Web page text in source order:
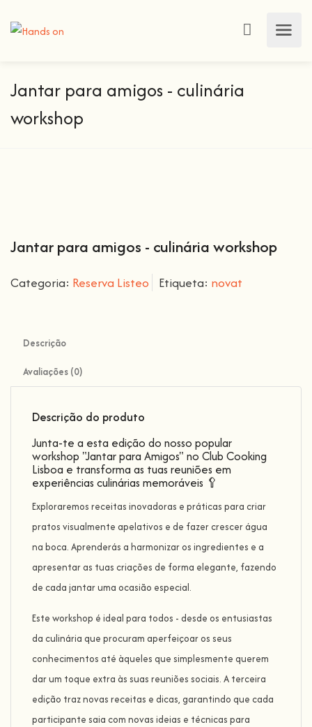
Jantar para amigos - culinária
workshop
Jantar para amigos - culinária workshop
Categoria: Reserva Listeo Etiqueta: novat
Descrição
Avaliações (0)
Descrição do produto
Junta-te a esta edição do nosso popular
workshop "Jantar para Amigos" no Club Cooking
Lisboa e transforma as tuas reuniões em
experiências culinárias memoráveis 🥄
Exploraremos receitas inovadoras e práticas para criar
pratos visualmente apelativos e de fazer crescer água
na boca. Aprenderás a harmonizar os ingredientes e a
apresentar as tuas criações de forma elegante, fazendo
de cada jantar uma ocasião especial.
Este workshop é ideal para todos - desde os entusiastas
da culinária que procuram aperfeiçoar os seus
conhecimentos até àqueles que simplesmente querem
dar um toque extra às suas reuniões sociais. A terceira
edição traz novas receitas e dicas, garantindo que cada
participante saia com novas ideias e técnicas para